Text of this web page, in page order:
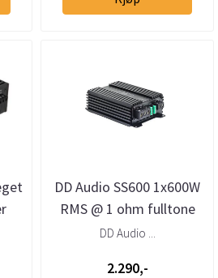
DD Audio SS600 1x600W
RMS @ 1 ohm fulltone
forsterker
DD Audio ...
2.290,-